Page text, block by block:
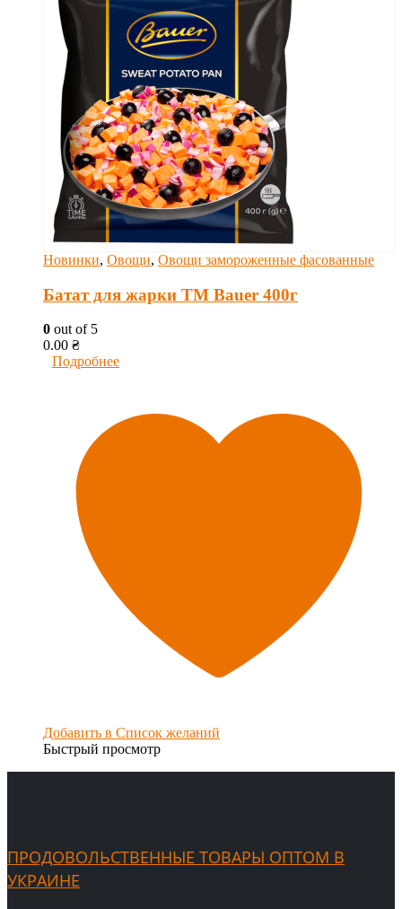
Новинки, Овощи, Овощи замороженные фасованные
Батат для жарки ТМ Bauer 400г
0 out of 5
0.00 ₴
Подробнее
Добавить в Список желаний
Быстрый просмотр
ПРОДОВОЛЬСТВЕННЫЕ ТОВАРЫ ОПТОМ В
УКРАИНЕ